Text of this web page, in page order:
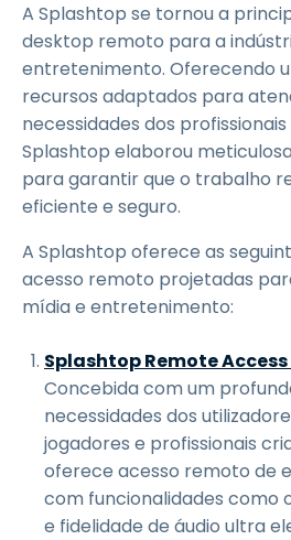
A Splashtop se tornou a
desktop remoto para a
entretenimento. Oferecendo
recursos adaptados para
necessidades dos
Splashtop elaborou
para garantir que o trabalho
eficiente e seguro.
A Splashtop oferece as
acesso remoto projetadas
mídia e entretenimento:
Splashtop Remote
Concebida com um
necessidades dos
jogadores e profissionais
oferece acesso remoto de
com funcionalidades como
e fidelidade de áudio ultra